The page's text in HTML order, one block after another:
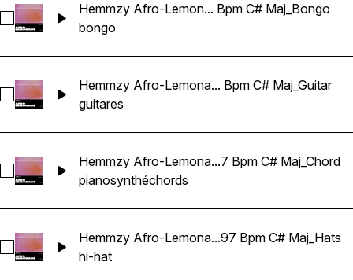
Sélectionnez Hemmzy Afro-Lemonade - Can't Be Real 97
Hemmzy Afro-Lemon... Bpm C# Maj_Bongo
bongo
Sélectionnez Hemmzy Afro-Lemonade - Can't Be Real 97
Hemmzy Afro-Lemona... Bpm C# Maj_Guitar
guitares
Sélectionnez Hemmzy Afro-Lemonade - Can't Be Real 97
Hemmzy Afro-Lemona...7 Bpm C# Maj_Chord
pianosynthéchords
Sélectionnez Hemmzy Afro-Lemonade - Can't Be Real 97
Hemmzy Afro-Lemona...97 Bpm C# Maj_Hats
hi-hat